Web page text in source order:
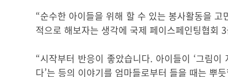
“순수한 아이들을 위해 할 수 있는 봉사활동을
적으로 해보자는 생각에 국제 페이스페인팅협회
“시작부터 반응이 좋았습니다. 아이들이 ‘그림
다’는 등의 이야기를 엄마들로부터 들을 때는 뿌